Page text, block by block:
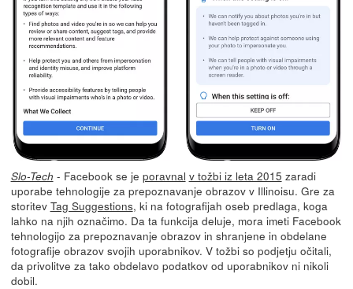
Slo-Tech - Facebook se je poravnal v tožbi iz leta 2015 zaradi
uporabe tehnologije za prepoznavanje obrazov v Illinoisu. Gre za
storitev Tag Suggestions, ki na fotografijah oseb predlaga, koga
lahko na njih označimo. Da ta funkcija deluje, mora imeti Facebook
tehnologijo za prepoznavanje obrazov in shranjene in obdelane
fotografije obrazov svojih uporabnikov. V tožbi so podjetju očitali,
da privolitve za tako obdelavo podatkov od uporabnikov ni nikoli
dobil.